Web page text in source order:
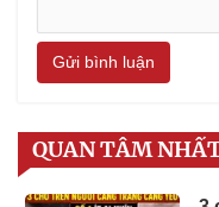
Gửi bình luận
QUAN TÂM